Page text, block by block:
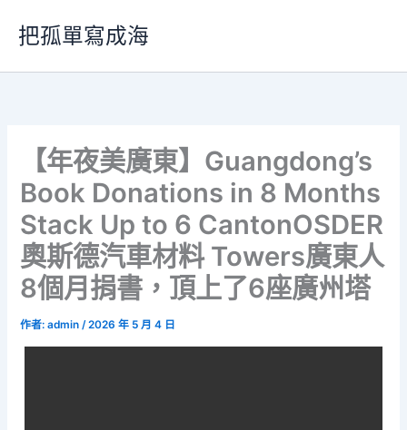
要
把孤單寫成海
【年夜美廣東】Guangdong’s
Book Donations in 8 Months
Stack Up to 6 CantonOSDER
奧斯德汽車材料 Towers廣東人
8個月捐書，頂上了6座廣州塔
作者:admin/2026 年 5 月 4 日